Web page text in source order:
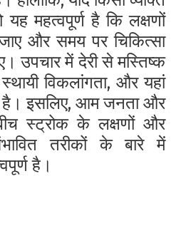
यह महत्वपूर्ण है कि लक्षणों
और समय पर चिकित्सा
उपचार में देरी से मस्तिष्क
स्थायी विकलांगता, और यहां
है। इसलिए, आम जनता और
स्ट्रोक के लक्षणों और
तरीकों के बारे में
है।